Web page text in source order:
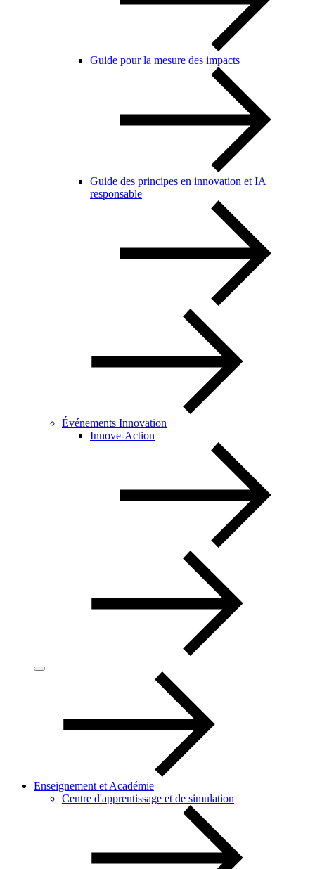
Guide pour la mesure des impacts
Guide des principes en innovation et IA
responsable
Événements Innovation
Innove-Action
Enseignement et Académie
Centre d'apprentissage et de simulation